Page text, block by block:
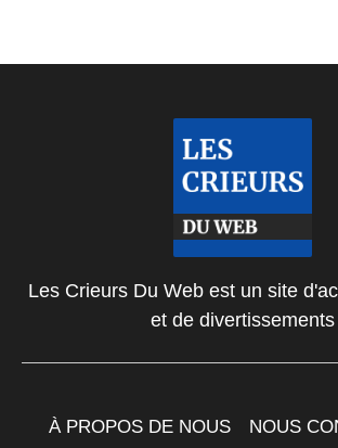
Les Crieurs Du Web est un site
et de divertissements
À PROPOS DE NOUS NOUS